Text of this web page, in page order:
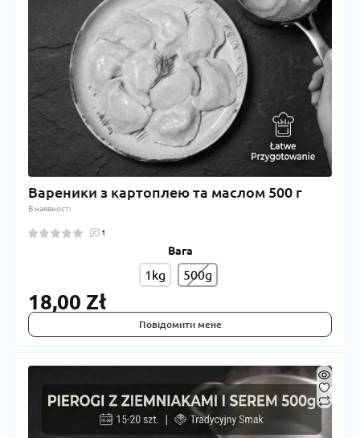
Вареники з картоплею та маслом 500 г
В наявності
1
Вага
1kg 500g
18,00 Zł
Повідомити мене